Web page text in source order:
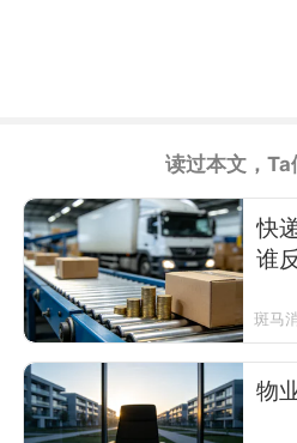
读过本文，Ta
快
谁
斑马
物